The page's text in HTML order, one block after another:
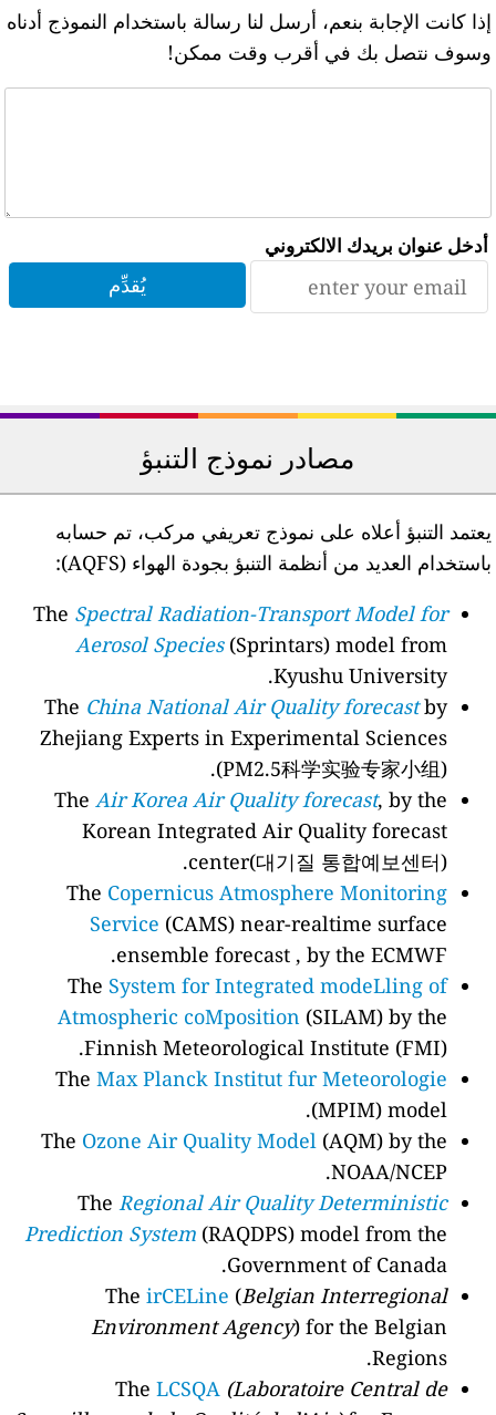
إذا كانت الإجابة بنعم، أرسل لنا رسالة باستخدام النموذج أدناه
وسوف نتصل بك في أقرب وقت ممكن!
أدخل عنوان بريدك الالكتروني
مصادر نموذج التنبؤ
يعتمد التنبؤ أعلاه على نموذج تعريفي مركب، تم حسابه
باستخدام العديد من أنظمة التنبؤ بجودة الهواء (AQFS):
TheSpectral Radiation-Transport Model for
Aerosol Species (Sprintars) model from
Kyushu University.
TheChina National Air Quality forecastby
Zhejiang Experts in Experimental Sciences
(PM2.5科学实验专家小组).
TheAir Korea Air Quality forecast , by the
Korean Integrated Air Quality forecast
center(대기질 통합예보센터).
TheCopernicus Atmosphere Monitoring
Service (CAMS) near-realtime surface
ensemble forecast , by the ECMWF.
TheSystem for Integrated modeLling of
Atmospheric coMposition (SILAM) by the
Finnish Meteorological Institute (FMI).
TheMax Planck Institut fur Meteorologie
(MPIM) model.
TheOzone Air Quality Model (AQM) by the
NOAA/NCEP.
TheRegional Air Quality Deterministic
Prediction System(RAQDPS) model from the
Government of Canada.
TheirCELine (Belgian Interregional
Environment Agency) for the Belgian
Regions.
TheLCSQA (Laboratoire Central de